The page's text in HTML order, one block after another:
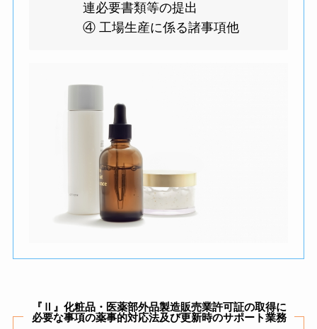
連必要書類等の提出
④ 工場生産に係る諸事項他
『Ⅱ』化粧品・医薬部外品製造販売業許可証の取得に
必要な事項の薬事的対応法及び更新時のサポート業務